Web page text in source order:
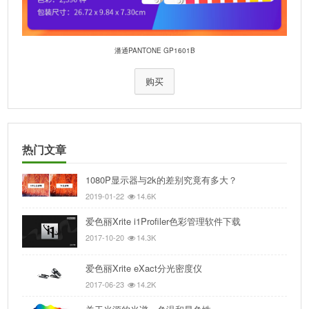
潘通PANTONE GP1601B
购买
热门文章
1080P显示器与2k的差别究竟有多大？
2019-01-22 14.6K
爱色丽Xrite i1Profiler色彩管理软件下载
2017-10-20 14.3K
爱色丽Xrite eXact分光密度仪
2017-06-23 14.2K